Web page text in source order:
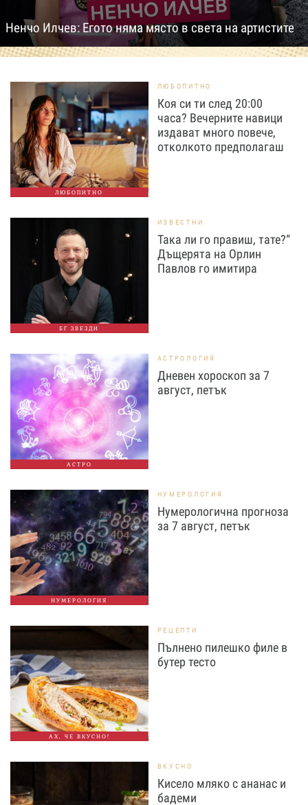
Ненчо Илчев: Егото няма място в света на артистите
ЛЮБОПИТНО
ЛЮБОПИТНО
Коя си ти след 20:00
часа? Вечерните навици
издават много повече,
отколкото предполагаш
БГ ЗВЕЗДИ
ИЗВЕСТНИ
Така ли го правиш, тате?“
Дъщерята на Орлин
Павлов го имитира
АСТРО
АСТРОЛОГИЯ
Дневен хороскоп за 7
август, петък
НУМЕРОЛОГИЯ
НУМЕРОЛОГИЯ
Нумерологична прогноза
за 7 август, петък
АХ, ЧЕ ВКУСНО!
РЕЦЕПТИ
Пълнено пилешко филе в
бутер тесто
ВКУСНО
Кисело мляко с ананас и
бадеми